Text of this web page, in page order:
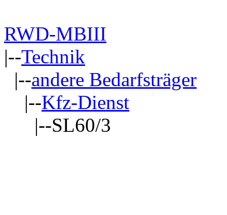
RWD-MBIII
|--Technik
|--andere Bedarfsträger
|--Kfz-Dienst
|--SL60/3